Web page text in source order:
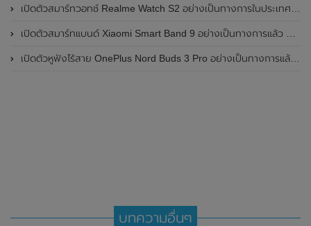
เปิดตัวสมาร์ทวอทช์ Realme Watch S2 อย่างเป็นทางการในประเทศอินเดีย มาพร้อมตัวเรือนสแตนเลสสตีล , หน้าจอแสดงผล AMOLED ขนาด 1.43 นิ้ว , แบตเตอรี่ขนาดใหญ่ใช้งานได้นาน 20 วัน และรองรับคำสั่งเสียง Super AI Engine ที่ขับเคลื่อนโดย ChatGPT
เปิดตัวสมาร์ทแบนด์ Xiaomi Smart Band 9 อย่างเป็นทางการแล้ว มาพร้อมหน้าจอ AMOLED ขนาด 1.62 นิ้ว , ตัวเรือนเป็นโลหะ และแบตเตอรี่สุดอึดสามารถใช้งานได้นานถึง 21 วัน
เปิดตัวหูฟังไร้สาย OnePlus Nord Buds 3 Pro อย่างเป็นทางการแล้ว มาพร้อมระบบตัดเสียงรบกวน (ANC) สามารถลดเสียงรบกวนได้ 49dB และแบตเตอรี่สุดอึดใช้งานได้นานสูงสุดถึง 44 ชั่วโมง
บทความอื่นๆ